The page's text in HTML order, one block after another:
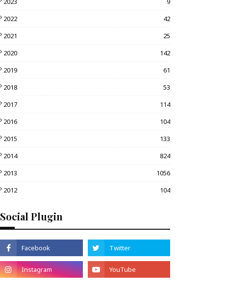
2022
42
2021
25
2020
142
2019
61
2018
53
2017
114
2016
104
2015
133
2014
824
2013
1056
2012
104
Social Plugin